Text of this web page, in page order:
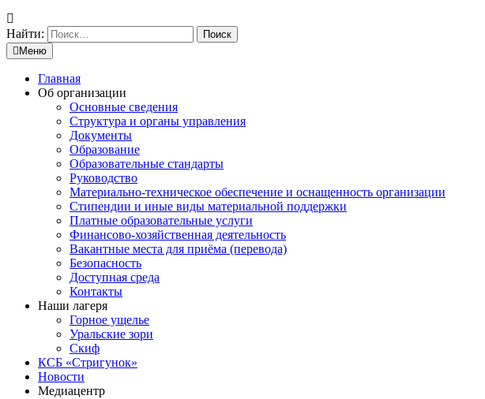
Найти:
Меню
Главная
Об организации
Основные сведения
Структура и органы управления
Документы
Образование
Образовательные стандарты
Руководство
Материально-техническое обеспечение и оснащенность организации
Стипендии и иные виды материальной поддержки
Платные образовательные услуги
Финансово-хозяйственная деятельность
Вакантные места для приёма (перевода)
Безопасность
Доступная среда
Контакты
Наши лагеря
Горное ущелье
Уральские зори
Скиф
КСБ «Стригунок»
Новости
Медиацентр